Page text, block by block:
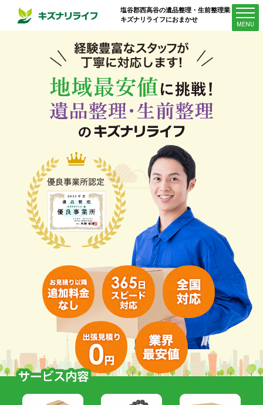
塩谷郡西高谷の遺品整理・生前整理業者は
キズナリライフにおまかせ